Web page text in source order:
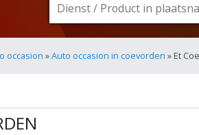
occasion »Auto occasion in coevorden » Et